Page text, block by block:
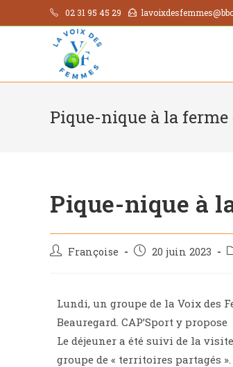
02 31 95 45 29
Pique-nique à la
Pique-nique à
Françoise 20 juin 2023
Lundi, un groupe de la Voix des
Beauregard. CAP’Sport y
Le déjeuner a été suivi de la
groupe de « territoires partagés